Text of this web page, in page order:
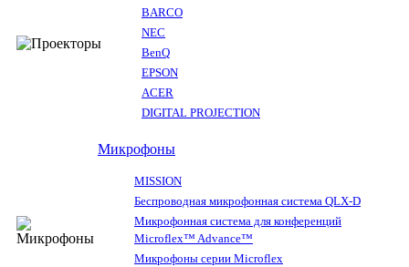
BARCO
NEC
BenQ
EPSON
ACER
DIGITAL PROJECTION
Микрофоны
MISSION
Беспроводная микрофонная система QLX-D
Микрофонная система для конференций
Microflex™ Advance™
Микрофоны серии Microflex